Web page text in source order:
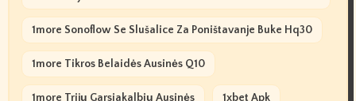
1more Sonoflow Se Slušalice Za Poništavanje Buke Hq30
1more Tikros Belaidės Ausinės Q10
1more Trijų Garsiakalbių Ausinės 1xbet Apk